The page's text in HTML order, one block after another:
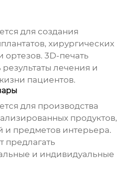
для создания
хирургических
ортезов. 3D-печать
лечения и
пациентов.
для производства
продуктов,
предметов интерьера.
предлагать
и индивидуальные